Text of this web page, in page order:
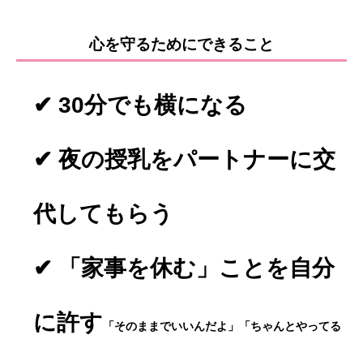
心を守るためにできること
✔ 30分でも横になる
✔ 夜の授乳をパートナーに交
代してもらう
✔ 「家事を休む」ことを自分
に許す 「そのままでいいんだよ」「ちゃんとやってる